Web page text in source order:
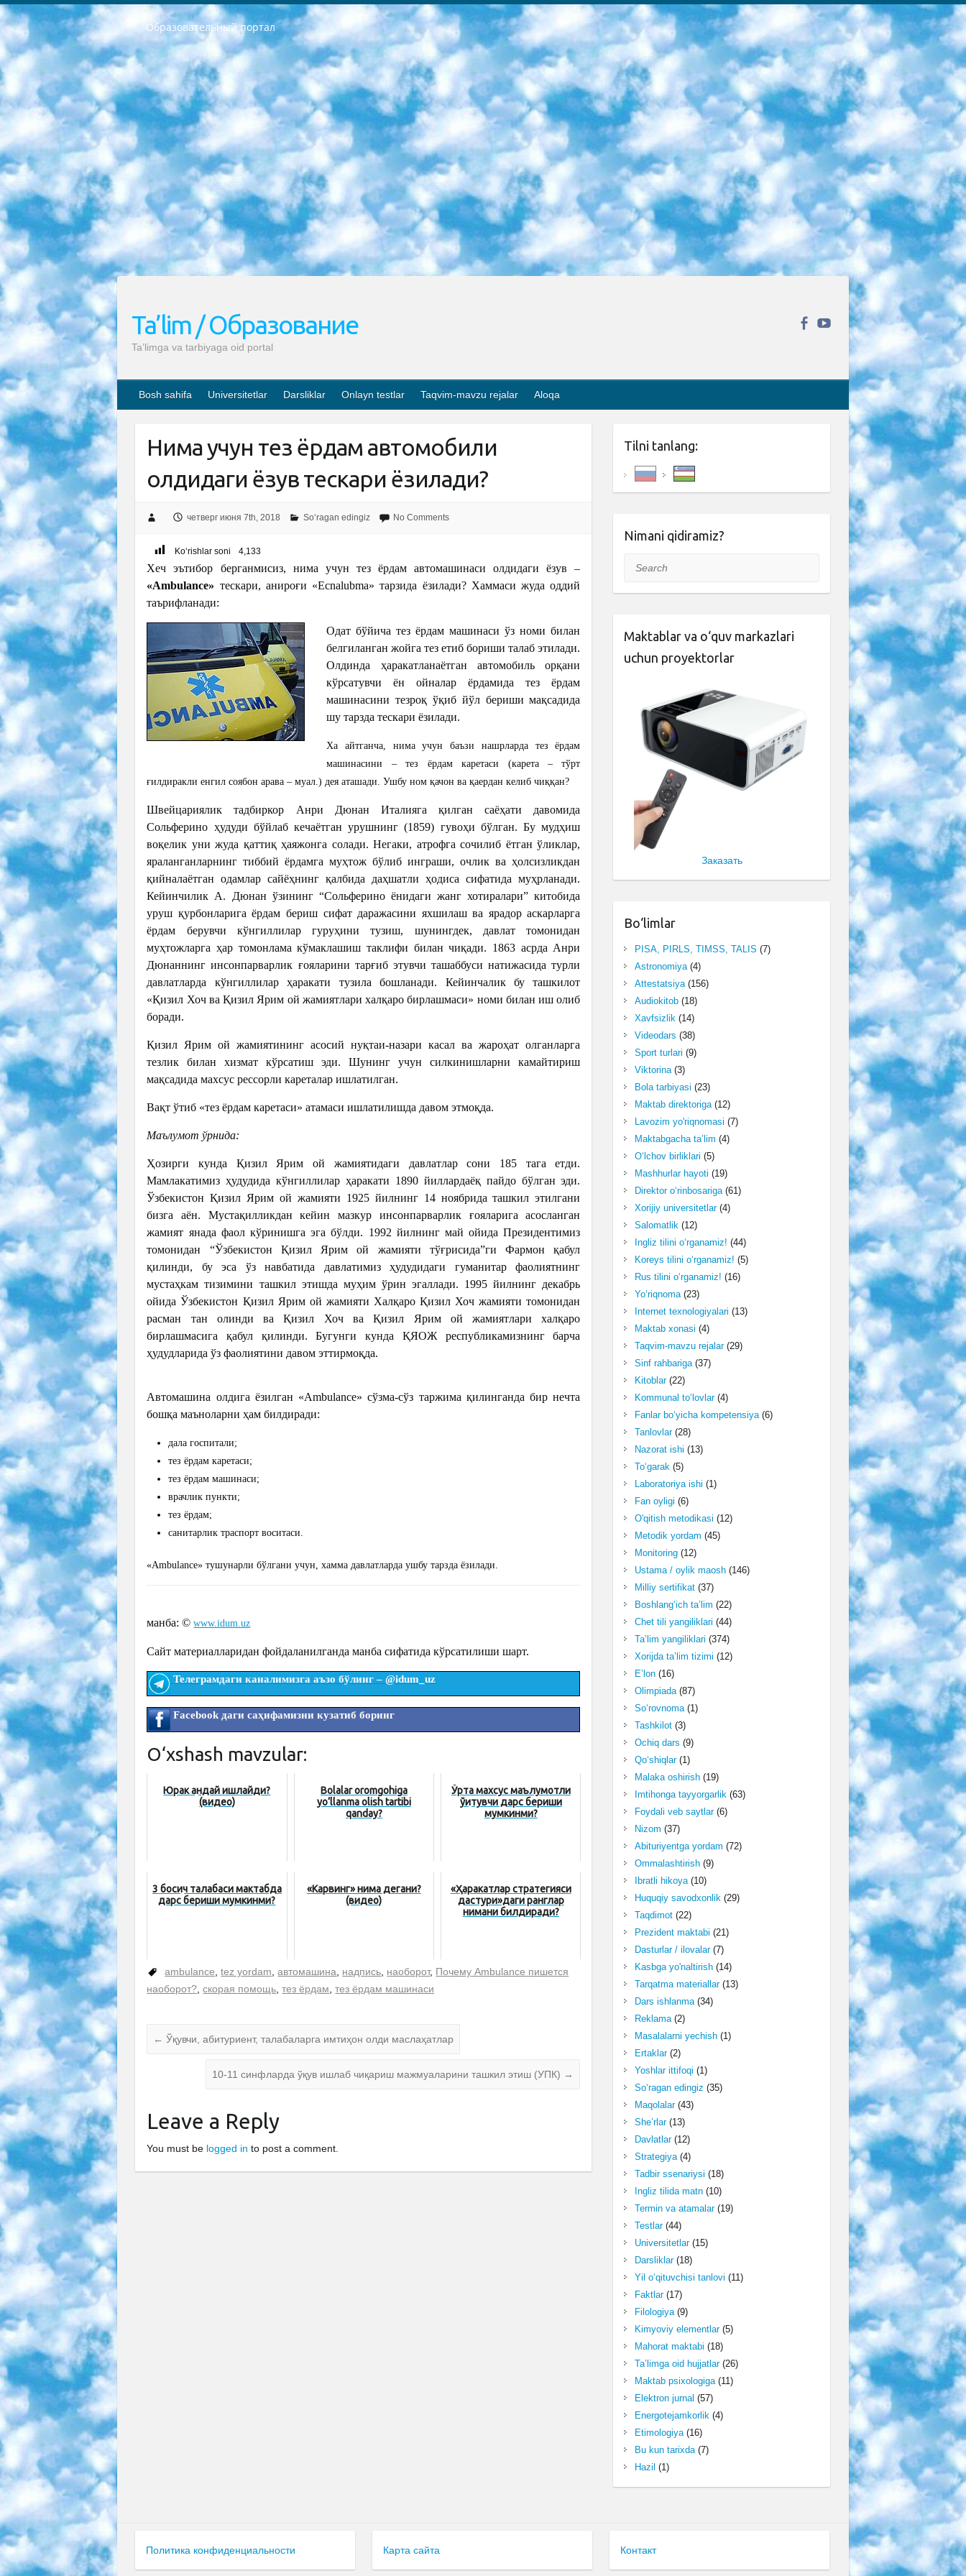
Образовательный портал
РЕСПУБЛИКА УЗБЕКИСТАН МИНИСТРЕРСТВО ДОШКОЛЬНОГО И ШКОЛЬНОГО ОБРАЗОВАНИЯ КОМАНДА в общеобразовательных учреждениях в 2023-2024 учебном году организация и проведение итоговой государственной аттестации обучающихся о Министра дошкольного и школьного образования Республики Узбекистан от 4 марта 2008 года (постановлением Минюста от 20 марта 2008 года № 1778 государственной регистрации) «Итоговое состояние учащихся общего среднего образования на основании положения об утверждении положения об аттестации общего среднего образования выпускной экзамен студентов в образовательных учреждениях в 2023-2024 учебном году В целях организации и прохождения аттестации приказываю: 1. Следующее: перечень предметов, по которым будет проводиться итоговая государственная аттестация и экзамен формы перевода согласно приложению 1; сертификаты международного образца, оценивающие уровень владения иностранными языками перечень согласно приложению 2; 2. Педагогический при специализированных образовательных учреждениях. научно-практический центр квалификации и международной оценки (Д.Давидова) 2024 г. До 25 марта: задания по предметам, по которым будет проводиться итоговая аттестация разработка и утверждение технических условий; итоговая аттестация на основании разработанного предметного задания разработка вопросов по предметам (устно и письменно), экзамен передача; общеобразовательные средние школы и специальные учебные заведения учащиеся выпускных классов школ и интернатов в агентской системе подготовка базы данных экзаменационных материалов и критериев оценки; перевод базы экзаменационных материалов на все языки обучения подать в Республиканский образовательный центр для изготовления; варианты экзаменов на основе разработанных контрольных материалов пусть будут поставлены задачи формирования. 3. Республиканский образовательный центр (Ш.Худайкулов) до 5 апреля 2024 года. до: база данных предоставленных экзаменационных материалов на все языки обучения перевод и экспертиза; для слепых, слабовидящих, глухих, слабослышащих и умственно отсталых детей учащиеся выпускных классов специализированных школ и школ-интернатов база данных экзаменационных материалов на всех преподаваемых языках подготовка критериев оценки; специализированные школы для умственно отсталых детей и технологии для учащихся выпускных классов школ-интернатов разработка соответствующих рекомендаций и критериев проведения ЕГЭ по естествознанию давать задания. 4. Педагогический при специализированных образовательных учреждениях. Научно-практический центр навыков и международной оценки (Д.Давидова), Республика образовательный центр (Худайкулов Ш.) итоговый государственный аттестационный экзамен ориентирован на творческое и логическое мышление при подготовке базы материалов учитывать введение заданий. 5. Следует отметить, что: сертификат государственного образца о знании общеобразовательного предмета и как минимум национальный уровень B1 по предметам на иностранных языках, указанным в Приложении 2. или международно признанный сертификат эквивалентного уровня студенты, изучающие определенный предмет, освобождаются от экзамена; по соответствующим предметам запланирована итоговая государственная аттестация за день до дня, путем жеребьевки Рабочей группой (в письменной форме по предметам, проводимым в форме) из числа сформированных вариантов выбрано 2 варианта; 2 выбранных варианта экзамена анонсированы на официальном сайте министерства и все выпускники по всей стране на основе этих вариантов проводит итоговую государственную аттестацию. 6. Государственное образование учащихся средних общеобразовательных учреждений. знания в соответствии с квалификационными требованиями, которые необходимо приобрести на основании стандартов итоговый (выпускной) контроль для 9 и 11 классов в целях тестирования Экзамены (далее – экзамены) состоят из предметов, перечисленных в приложении 1. будет сделано. 7. Экзамены пройдут с 26 мая по 15 июня 2024 г. (кроме науки физического воспитания). 8. Физическая для учащихся 9 классов общесредних образовательных учреждений. Экзамены по предмету «Образование, квалификация медицина» 1-6 мая 2024 года. сотрудники перевести под присмотр (с отклонениями в физическом или умственном развитии) специализированная школа для детей, школы-интернаты и со сколиозом школы-интернаты санаторного типа для больных детей исключены). 9. Он был слепым, слабовидящим и имел нарушения опорно-двигательного аппарата. экзамены в специализированных школах и интернатах для детей должны проводиться исходя из требований, предъявляемых к общеобразовательным учреждениям (физкультура кроме науки). 10. Специализированная школа для глухих и слабослышащих детей. и экзамены в интернатах и быть реализован в виде письменного теста по математике. 11. Специальность для умственно отсталых детей. Для 9 класса Родной язык и литературное письмо Государственный язык (язык обучения – узбекский). для неклассов) написано Математическое письмо Письменная/устная история Узбекистана Физическое воспитание практично Итоговый контроль Для 11 класса Написание родного языка и литературы (эссе) Математическое письмо Узбекский язык (обучение на узбекском языке) не посещающее общее среднее образование для учреждений)/Образовательное учреждение выбор письменный и устный Иностранный язык письменный/устный Письменная/устная история Узбекистана *По выбору студента:  Химия  Физика  Основы государственного права  География 10 бесплатных образовательных ресурсов - Мы составили подборку онлайн-проектов с интерактивными упражнениями, видеолекциями и статьями. Они помогут вам обрести новые и освежить старые знания бесплатно. 1. «ИНТУИТ» Старейшая образовательная площадка Рунета. Здесь вы найдёте сотни текстовых и видеокурсов на десятки различных тем — от программирования до психологии. Многие курсы подготовлены российскими университетами и крупными международными компаниями вроде Intel и Microsoft. Самостоятельное обучение бесплатное, но желающие могут оплатить услуги персональных наставников. 2. «Смартия» знакомит с актуальными профессиями и подсказывает, как им обучаться. Выбрав заинтересовавшую вас специальность — SMM-специалист, фотограф, веб-дизайнер или другую, — увидите список необходимых для неё умений. Чтобы вы могли освоить их самостоятельно, для каждого умения площадка отображает подборку ссылок на учебные материалы. Хотя «Смартия» ориентируется на русскоязычную аудиторию, часть контента всё же доступна только на английском. 3. «Лекторий Физтеха» Проект Московского физико-технического института (Физтеха). С его помощью вы можете смотреть онлайн серии лекций, записанные на видео в этом вузе. В числе доступных предметов — физика, биология, химия, информационные технологии и другие. К некоторым лекциям администрация ресурса прилагает готовые конспекты, которые можно скачивать в PDF-формате. 4. ITMOcourses Онлайн-площадка Санкт-Петербургского национального исследовательского университета информационных технологий, механики и оптики (ИТМО). Ресурс предоставляет свободный доступ к курсам, разработанным в этом вузе. Каталог материалов разбит на четыре категории: «Оптические системы и технологии», «Приборостроение и робототехника», «Информационные технологии» и «Биотехнологии». Курсы состоят из видеолекций, интерактивных демонстраций и заданий. 5. «КиберЛенинка» Электронная научная библиотека открытого доступа. Каталог площадки регулярно обрастает текстами статей из различных научных изданий. Сгруппированные по журналам и рубрикам публикации можно читать онлайн или скачивать целиком в PDF-формате. Проект нацелен на популяризацию науки за счёт открытого доступа к качественной информации. 6. «ПостНаука» На этом ресурсе публикуют подборки видеолекций, составленные экспертами из разных отраслей и объединённые общими темами. Среди них, к примеру, есть серии «Биоинформатика и геномика», «Культура средневековой Скандинавии» и Cinema Studies о теории кино. Каждая подборка лекций — логически связанная история, рассказанная экспертом от первого лица. Кроме того, на сайте появляются научно-образовательные статьи и тесты на разные темы. 7. «Newочём» Команда проекта «Newочём» отбирает самые интересные тексты из англоязычных СМИ и переводит те из них, за которые голосуют участники сообщества «ВКонтакте». По большей части это научно-популярные статьи. Редакторы придумывают лишь заголовки, в остальном содержание переводов соответствует оригиналам. Полные тексты можно читать прямо в социальной сети. 8. InternetUrok Онлайн-база материалов по основным дисциплинам школьной программы. Информация на сайте структурирована по классам, предметам и темам (урокам). Каждый урок состоит из видеолекций и конспектов. Есть также интерактивные тренажёры и тесты для закрепления пройденного материала. Даже если вы давно окончили школу, возможность повторить программу старших классов всегда может пригодиться. 9. Edutainme Ещё один ресурс об образовании. В отличие от Newtonew, как мне кажется, Edutainme больше ориентируется на представителей индустрии: педагогов, предпринимателей, разработчиков образовательных проектов. Но и любой, кто просто стремится к саморазвитию, найдёт на сайте много полезного и интересного для себя. Например, информацию о новых курсах и образовательных сервисах. 10. Newtonew Онлайн-медиа об образовании и обучении в широком смысле. Авторы Newtonew пишут об инструментах, заведениях, тактиках и стратегиях, которые помогают учить других и получать новые знания самостоятельно. На этой площадке вы найдёте новости, обзоры, аналитические мат
Ta’lim / Образование
Ta’limga va tarbiyaga oid portal
Bosh sahifa Universitetlar Darsliklar Onlayn testlar Taqvim-mavzu rejalar Aloqa
Нима учун тез ёрдам автомобили
олдидаги ёзув тескари ёзилади?
четверг июня 7th, 2018 So‘ragan edingiz No Comments
Ko‘rishlar soni 4,133
Хеч эътибор берганмисиз, нима учун тез ёрдам автомашинаси олдидаги ёзув –
«Ambulance» тескари, анироғи «Ecnalubma» тарзида ёзилади? Хаммаси жуда оддий
таърифланади:
Одат бўйича тез ёрдам машинаси ўз номи билан
белгиланган жойга тез етиб бориши талаб этилади.
Олдинда ҳаракатланаётган автомобиль орқани
кўрсатувчи ён ойналар ёрдамида тез ёрдам
машинасини тезроқ ўқиб йўл бериши мақсадида
шу тарзда тескари ёзилади.
Ха айтганча, нима учун баъзи нашрларда тез ёрдам
машинасини – тез ёрдам каретаси (карета – тўрт
ғилдиракли енгил соябон арава – муал.) дея аташади. Ушбу ном қачон ва қаердан келиб чиққан?
Швейцариялик тадбиркор Анри Дюнан Италияга қилган саёҳати давомида
Сольферино ҳудуди бўйлаб кечаётган урушнинг (1859) гувоҳи бўлган. Бу мудҳиш
воқелик уни жуда қаттиқ ҳаяжонга солади. Негаки, атрофга сочилиб ётган ўликлар,
яраланганларнинг тиббий ёрдамга муҳтож бўлиб инграши, очлик ва ҳолсизликдан
қийналаётган одамлар сайёҳнинг қалбида даҳшатли ҳодиса сифатида муҳрланади.
Кейинчилик А. Дюнан ўзининг “Сольферино ёнидаги жанг хотиралари” китобида
уруш қурбонларига ёрдам бериш сифат даражасини яхшилаш ва ярадор аскарларга
ёрдам берувчи кўнгиллилар гуруҳини тузиш, шунингдек, давлат томонидан
муҳтожларга ҳар томонлама кўмаклашиш таклифи билан чиқади. 1863 асрда Анри
Дюнаннинг инсонпарварлик ғояларини тарғиб этувчи ташаббуси натижасида турли
давлатларда кўнгиллилар ҳаракати тузила бошланади. Кейинчалик бу ташкилот
«Қизил Хоч ва Қизил Ярим ой жамиятлари халқаро бирлашмаси» номи билан иш олиб
боради.
Қизил Ярим ой жамиятининг асосий нуқтаи-назари касал ва жароҳат олганларга
тезлик билан хизмат кўрсатиш эди. Шунинг учун силкинишларни камайтириш
мақсадида махсус рессорли кареталар ишлатилган.
Вақт ўтиб «тез ёрдам каретаси» атамаси ишлатилишда давом этмоқда.
Маълумот ўрнида:
Ҳозирги кунда Қизил Ярим ой жамиятидаги давлатлар сони 185 тага етди.
Мамлакатимиз ҳудудида кўнгиллилар ҳаракати 1890 йиллардаёқ пайдо бўлган эди.
Ўзбекистон Қизил Ярим ой жамияти 1925 йилнинг 14 ноябрида ташкил этилгани
бизга аён. Мустақилликдан кейин мазкур инсонпарварлик ғояларига асосланган
жамият янада фаол кўринишга эга бўлди. 1992 йилнинг май ойида Президентимиз
томонидан “Ўзбекистон Қизил Ярим ой жамияти тўғрисида”ги Фармон қабул
қилинди, бу эса ўз навбатида давлатимиз ҳудудидаги гуманитар фаолиятнинг
мустаҳкам тизимини ташкил этишда муҳим ўрин эгаллади. 1995 йилнинг декабрь
ойида Ўзбекистон Қизил Ярим ой жамияти Халқаро Қизил Хоч жамияти томонидан
расман тан олинди ва Қизил Хоч ва Қизил Ярим ой жамиятлари халқаро
бирлашмасига қабул қилинди. Бугунги кунда ҚЯОЖ республикамизнинг барча
ҳудудларида ўз фаолиятини давом эттирмоқда.
Автомашина олдига ёзилган «Ambulance» сўзма-сўз таржима қилинганда бир нечта
бошқа маъноларни ҳам билдиради:
дала госпитали;
тез ёрдам каретаси;
тез ёрдам машинаси;
врачлик пункти;
тез ёрдам;
санитарлик траспорт воситаси.
«Ambulance» тушунарли бўлгани учун, хамма давлатларда ушбу тарзда ёзилади.
манба: ©www.idum.uz
Сайт материалларидан фойдаланилганда манба сифатида кўрсатилиши шарт.
Телеграмдаги каналимизга аъзо бўлинг –@idum_uz
Facebook даги саҳифамизни кузатиб боринг
O‘xshash mavzular:
Юрак қандай ишлайди?
(видео)
Bolalar oromgohiga
yo‘llanma olish tartibi
qanday?
Ўрта махсус маълумотли
ўқитувчи дарс бериши
мумкинми?
3 босқич талабаси мактабда
дарс бериши мумкинми?
«Карвинг» нима дегани?
(видео)
«Ҳаракатлар стратегияси
дастури»даги ранглар
нимани билдиради?
ambulance,tez yordam,автомашина, надпись, наоборот, Почему Ambulance пишется
наоборот?,скорая помощь,тез ёрдам,тез ёрдам машинаси
← Ўқувчи, абитуриент, талабаларга имтиҳон олди маслаҳатлар
10-11 синфларда ўқув ишлаб чиқариш мажмуаларини ташкил этиш (УПК) →
Leave a Reply
You must be logged in to post a comment.
Tilni tanlang:
Nimani qidiramiz?
Search
Maktablar va o‘quv markazlari
uchun proyektorlar
Заказать
Bo‘limlar
PISA, PIRLS, TIMSS, TALIS (7)
Astronomiya(4)
Attestatsiya(156)
Audiokitob(18)
Xavfsizlik(14)
Videodars (38)
Sport turlari (9)
Viktorina(3)
Bola tarbiyasi (23)
Maktab direktoriga(12)
Lavozim yo'riqnomasi (7)
Maktabgacha ta’lim (4)
O‘lchov birliklari (5)
Mashhurlar hayoti (19)
Direktor o‘rinbosariga(61)
Xorijiy universitetlar(4)
Salomatlik(12)
Ingliz tilini o‘rganamiz! (44)
Koreys tilini o‘rganamiz! (5)
Rus tilini o‘rganamiz! (16)
Yo‘riqnoma(23)
Internet texnologiyalari (13)
Maktab xonasi (4)
Taqvim-mavzu rejalar(29)
Sinf rahbariga(37)
Kitoblar(22)
Kommunal to‘lovlar(4)
Fanlar bo‘yicha kompetensiya(6)
Tanlovlar(28)
Nazorat ishi (13)
To‘garak(5)
Laboratoriya ishi (1)
Fan oyligi (6)
O'qitish metodikasi (12)
Metodik yordam (45)
Monitoring(12)
Ustama / oylik maosh(146)
Milliy sertifikat(37)
Boshlang‘ich ta’lim (22)
Chet tili yangiliklari (44)
Ta’lim yangiliklari (374)
Xorijda ta’lim tizimi (12)
E’lon(16)
Olimpiada(87)
So‘rovnoma(1)
Tashkilot(3)
Ochiq dars (9)
Qo‘shiqlar(1)
Malaka oshirish(19)
Imtihonga tayyorgarlik(63)
Foydali veb saytlar(6)
Nizom (37)
Abituriyentga yordam (72)
Ommalashtirish(9)
Ibratli hikoya(10)
Huquqiy savodxonlik(29)
Taqdimot(22)
Prezident maktabi (21)
Dasturlar / ilovalar(7)
Kasbga yo'naltirish(14)
Tarqatma materiallar(13)
Dars ishlanma(34)
Reklama(2)
Masalalarni yechish(1)
Ertaklar(2)
Yoshlar ittifoqi (1)
So‘ragan edingiz (35)
Maqolalar(43)
She’rlar(13)
Davlatlar(12)
Strategiya(4)
Tadbir ssenariysi (18)
Ingliz tilida matn(10)
Termin va atamalar(19)
Testlar(44)
Universitetlar(15)
Darsliklar(18)
Yil o‘qituvchisi tanlovi (11)
Faktlar(17)
Filologiya(9)
Kimyoviy elementlar(5)
Mahorat maktabi (18)
Ta’limga oid hujjatlar(26)
Maktab psixologiga(11)
Elektron jurnal (57)
Energotejamkorlik(4)
Etimologiya(16)
Bu kun tarixda(7)
Hazil (1)
Политика конфиденциальности Карта сайта Контакт